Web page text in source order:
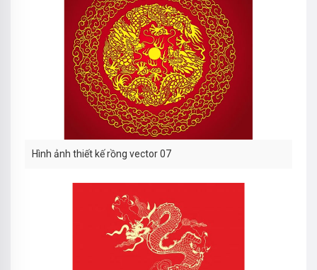
Hình ảnh thiết kế rồng vector 07